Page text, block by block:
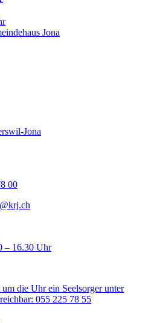
Jona
Jona
00
– 16.30 Uhr
die Uhr ein Seelsorger unter
055 225 78 55